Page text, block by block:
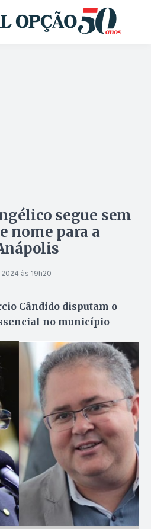
segue sem
nome para a
2024 às 19h20
Cândido disputam o
no município